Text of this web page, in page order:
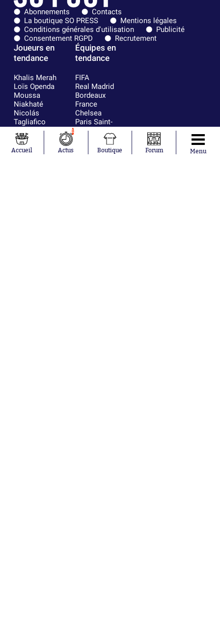
Abonnements
Contacts
La boutique SO PRESS
Mentions légales
Conditions générales d'utilisation
Publicité
Consentement RGPD
Recrutement
Joueurs en
tendance
Khalis Merah
Loïs Openda
Moussa
Niakhaté
Nicolás
Tagliafico
Pavel Šulc
Gauthier Hein
Lionel Messi
Équipes en
tendance
FIFA
Real Madrid
Bordeaux
France
Chelsea
Paris Saint-
Germain
Olympique
lyonnais
AC Milan
Accueil
1
Actus Boutique Forum Menu